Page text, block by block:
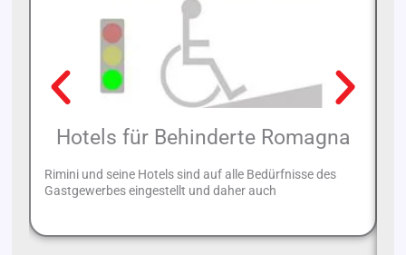
Hotels für Behinderte Romagna
Rimini und seine Hotels sind auf alle Bedürfnisse des
Gastgewerbes eingestellt und daher auch